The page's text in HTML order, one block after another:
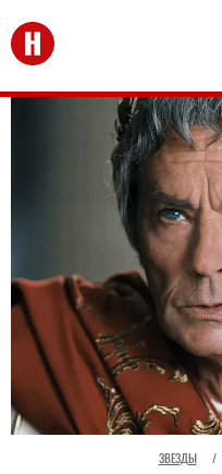
Перейти на главную
ЗВЕЗДЫ /